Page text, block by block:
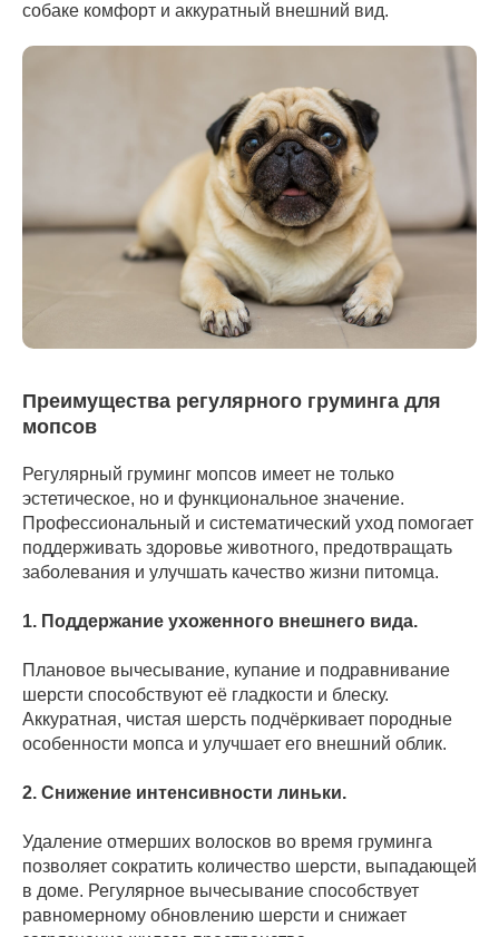
собаке комфорт и аккуратный внешний вид.
Преимущества регулярного груминга для
мопсов
Регулярный груминг мопсов имеет не только
эстетическое, но и функциональное значение.
Профессиональный и систематический уход помогает
поддерживать здоровье животного, предотвращать
заболевания и улучшать качество жизни питомца.
1. Поддержание ухоженного внешнего вида.
Плановое вычесывание, купание и подравнивание
шерсти способствуют её гладкости и блеску.
Аккуратная, чистая шерсть подчёркивает породные
особенности мопса и улучшает его внешний облик.
2. Снижение интенсивности линьки.
Удаление отмерших волосков во время груминга
позволяет сократить количество шерсти, выпадающей
в доме. Регулярное вычесывание способствует
равномерному обновлению шерсти и снижает